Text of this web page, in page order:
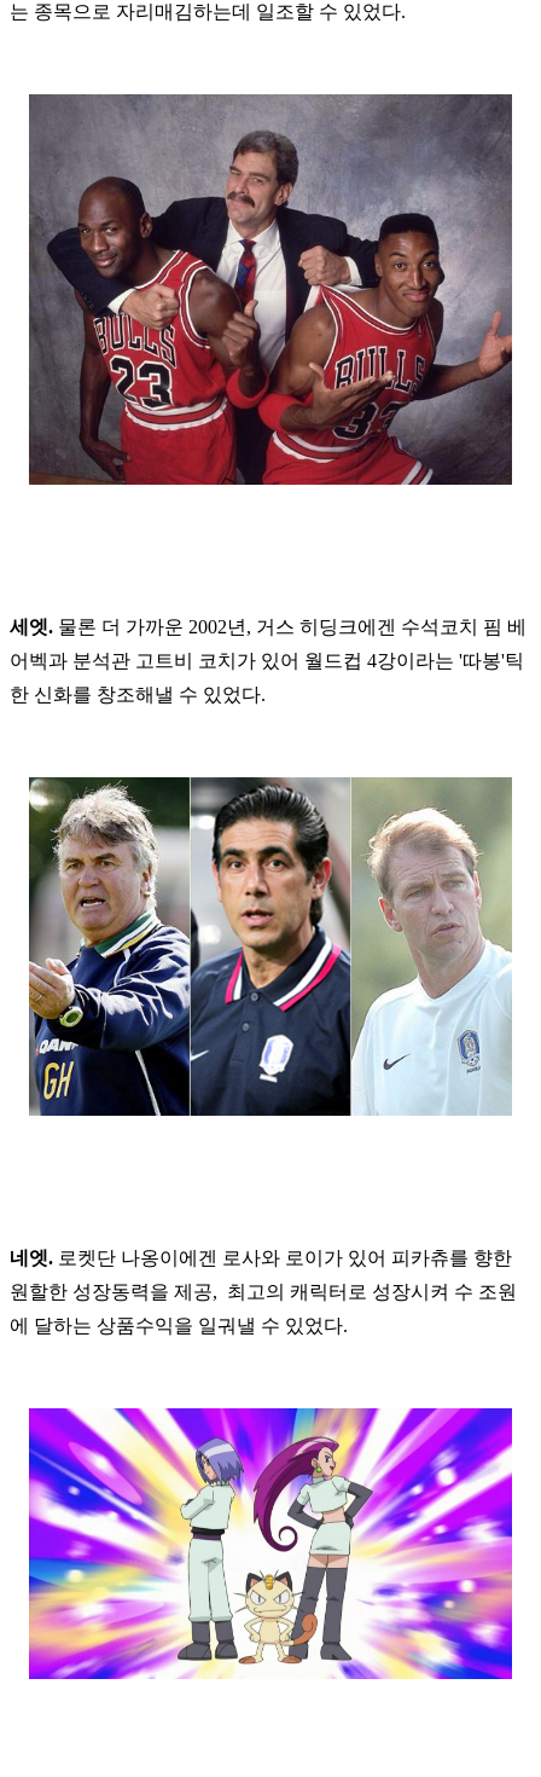
는 종목으로 자리매김하는데 일조할 수 있었다.
세엣. 물론 더 가까운 2002년, 거스 히딩크에겐 수석코치 핌 베
어벡과 분석관 고트비 코치가 있어 월드컵 4강이라는 '따봉'틱
한 신화를 창조해낼 수 있었다.
네엣. 로켓단 나옹이에겐 로사와 로이가 있어 피카츄를 향한
원할한 성장동력을 제공, 최고의 캐릭터로 성장시켜 수 조원
에 달하는 상품수익을 일궈낼 수 있었다.